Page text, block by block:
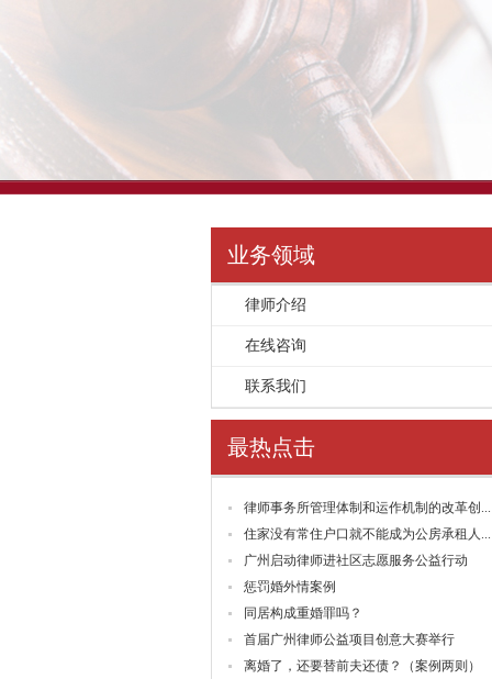
业务领域
律师介绍
在线咨询
联系我们
最热点击
律师事务所管理体制和运作机制的改革创...
住家没有常住户口就不能成为公房承租人...
广州启动律师进社区志愿服务公益行动
惩罚婚外情案例
同居构成重婚罪吗？
首届广州律师公益项目创意大赛举行
离婚了，还要替前夫还债？（案例两则）